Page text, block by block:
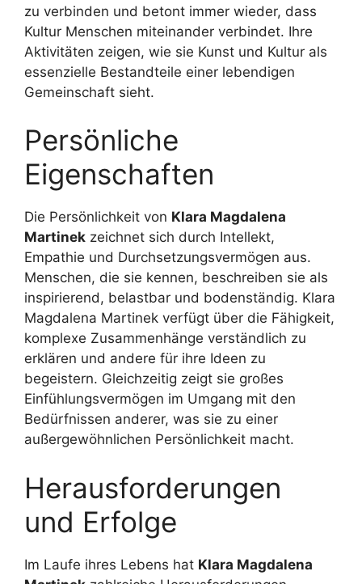
zu verbinden und betont immer wieder, dass
Kultur Menschen miteinander verbindet. Ihre
Aktivitäten zeigen, wie sie Kunst und Kultur als
essenzielle Bestandteile einer lebendigen
Gemeinschaft sieht.
Persönliche
Eigenschaften
Die Persönlichkeit von Klara Magdalena
Martinek zeichnet sich durch Intellekt,
Empathie und Durchsetzungsvermögen aus.
Menschen, die sie kennen, beschreiben sie als
inspirierend, belastbar und bodenständig. Klara
Magdalena Martinek verfügt über die Fähigkeit,
komplexe Zusammenhänge verständlich zu
erklären und andere für ihre Ideen zu
begeistern. Gleichzeitig zeigt sie großes
Einfühlungsvermögen im Umgang mit den
Bedürfnissen anderer, was sie zu einer
außergewöhnlichen Persönlichkeit macht.
Herausforderungen
und Erfolge
Im Laufe ihres Lebens hat Klara Magdalena